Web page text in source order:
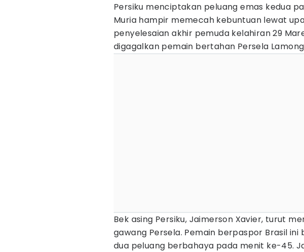
Persiku menciptakan peluang emas kedua
Muria hampir memecah kebuntuan lewat
penyelesaian akhir pemuda kelahiran 29
digagalkan pemain bertahan Persela
Bek asing Persiku, Jaimerson Xavier, turut
gawang Persela. Pemain berpaspor Brasil
dua peluang berbahaya pada menit ke-45.